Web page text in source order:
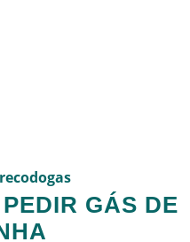
GÁS DE